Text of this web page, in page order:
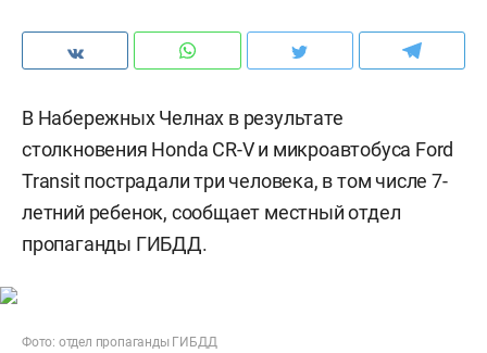
В Набережных Челнах в результате
столкновения Honda CR-V и микроавтобуса Ford
Transit пострадали три человека, в том числе 7-
летний ребенок, сообщает местный отдел
пропаганды ГИБДД.
Фото: отдел пропаганды ГИБДД